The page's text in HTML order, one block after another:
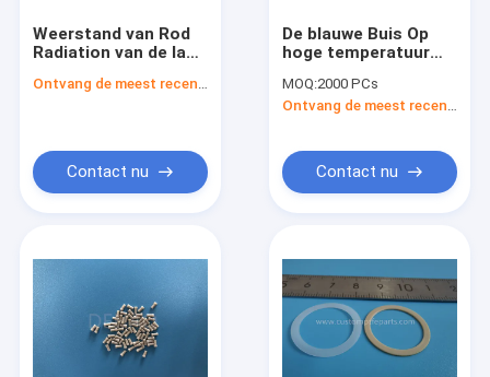
Weerstand van Rod
Radiation van de lage
Kel F Hoge Zuiverheid
Ontvang de meest recente Prijs
Contact nu
De blauwe Buis Op
hoge temperatuur
Weerstandspakking
van Douaneptfe
MOQ:2000 PCs
Contact nu